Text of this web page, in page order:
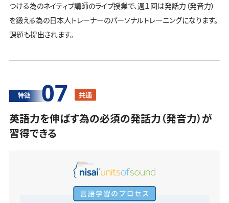
つける為のネイティブ講師のライブ授業で、週１回は発話力（発音力）
を鍛える為の日本人トレーナーのパーソナルトレーニングになります。
課題も提出されます。
特徴 07 共通
英語力を伸ばす為の必須の発話力（発音力）が
習得できる